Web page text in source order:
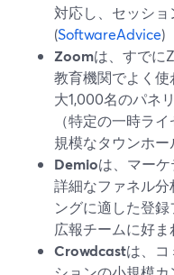
対応し、セッショ
(SoftwareAdvice)
Zoomは、すでに
教育機関でよく
大1,000名のパネ
（特定の一時ラ
規模なタウンホ
Demioは、マーケ
詳細なファネル
ングに適した登
広報チームに好ま
Crowdcastは、コ